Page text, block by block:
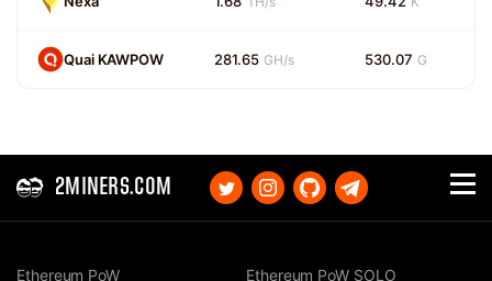
Quai KAWPOW 281.65 GH/s 530.07 G
2MINERS.COM
Ethereum PoW Ethereum PoW SOLO